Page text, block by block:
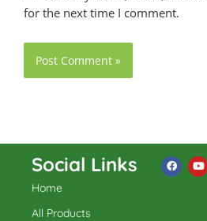
for the next time I comment.
Social Links
Home
All Products